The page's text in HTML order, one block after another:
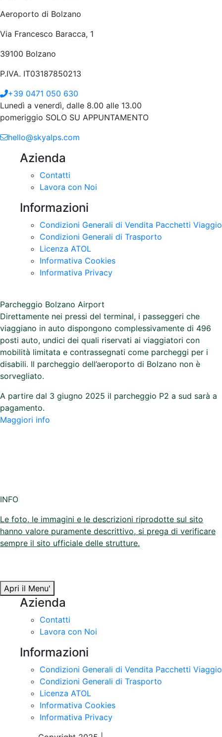
Aeroporto di Bolzano
Via Francesco Baracca, 1
39100 Bolzano
P.IVA. IT03187850213
+39 0471 050 630
Lunedì a venerdì, dalle 8.00 alle 13.00
pomeriggio SOLO SU APPUNTAMENTO
hello@skyalps.com
Azienda
Contatti
Lavora con Noi
Informazioni
Condizioni Generali di Vendita Pacchetti Viaggio
Condizioni Generali di Trasporto
Licenza ATOL
Informativa Cookies
Informativa Privacy
Parcheggio Bolzano Airport
Direttamente nei pressi del terminal, i passeggeri che
viaggiano in auto dispongono complessivamente di 496
posti auto, undici dei quali riservati ai viaggiatori con
mobilità limitata e contrassegnati come parcheggi per i
disabili. Il parcheggio dell’aeroporto di Bolzano non è
sorvegliato.
A partire dal 3 giugno 2025 il parcheggio P2 a sud sarà a
pagamento.
Maggiori info
INFO
Le foto, le immagini e le descrizioni riprodotte sul sito
hanno valore puramente descrittivo, si prega di verificare
sempre il sito ufficiale delle strutture.
Apri il Menu'
Azienda
Contatti
Lavora con Noi
Informazioni
Condizioni Generali di Vendita Pacchetti Viaggio
Condizioni Generali di Trasporto
Licenza ATOL
Informativa Cookies
Informativa Privacy